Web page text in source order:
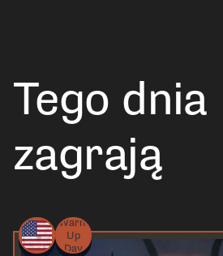
Tego dnia
zagrają
Warm
Up
Day